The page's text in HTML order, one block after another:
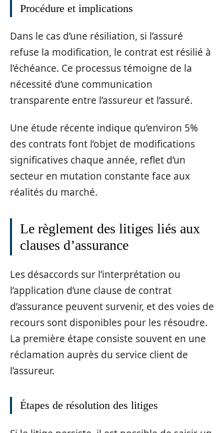
Procédure et implications
Dans le cas d’une résiliation, si l’assuré
refuse la modification, le contrat est résilié à
l’échéance. Ce processus témoigne de la
nécessité d’une communication
transparente entre l’assureur et l’assuré.
Une étude récente indique qu’environ 5%
des contrats font l’objet de modifications
significatives chaque année, reflet d’un
secteur en mutation constante face aux
réalités du marché.
Le règlement des litiges liés aux
clauses d’assurance
Les désaccords sur l’interprétation ou
l’application d’une clause de contrat
d’assurance peuvent survenir, et des voies de
recours sont disponibles pour les résoudre.
La première étape consiste souvent en une
réclamation auprès du service client de
l’assureur.
Étapes de résolution des litiges